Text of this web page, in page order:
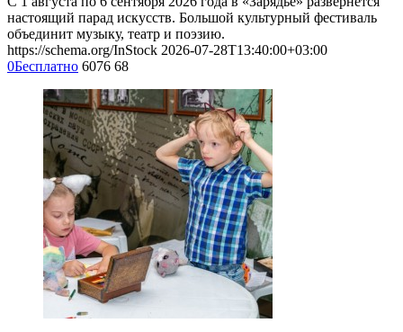
настоящий парад искусств. Большой культурный фестиваль
объединит музыку, театр и поэзию.
https://schema.org/InStock 2026-07-28T13:40:00+03:00
0Бесплатно 6076 68